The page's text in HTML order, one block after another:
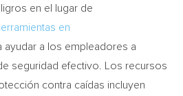
en el lugar de
en
ayudar a los empleadores a
seguridad efectivo. Los recursos
contra caídas incluyen